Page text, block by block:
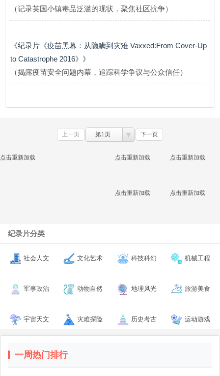
（记录英国小镇毒品泛滥的现状，聚焦社区抗争）
《纪录片《疫苗黑幕：从隐瞒到灾难 Vaxxed:From Cover-Up
to Catastrophe 2016》》
（揭露疫苗安全问题内幕，追踪科学争议与公众信任）
上一页 第1页 下一页
点击重新加载 点击重新加载 点击重新加载
点击重新加载 点击重新加载
纪录片分类
社会人文 文化艺术 科技科幻 机械工程
军事政治 动物自然 地理风光 旅游美食
宇宙天文 灾难探险 历史考古 运动游戏
一周热门排行